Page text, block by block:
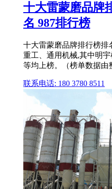
十大雷蒙磨品牌
名 987排行榜
十大雷蒙磨品牌排行榜排
重工、通用机械,其中明
等均上榜。（榜单数据由
联系电话: 180 3780 8511